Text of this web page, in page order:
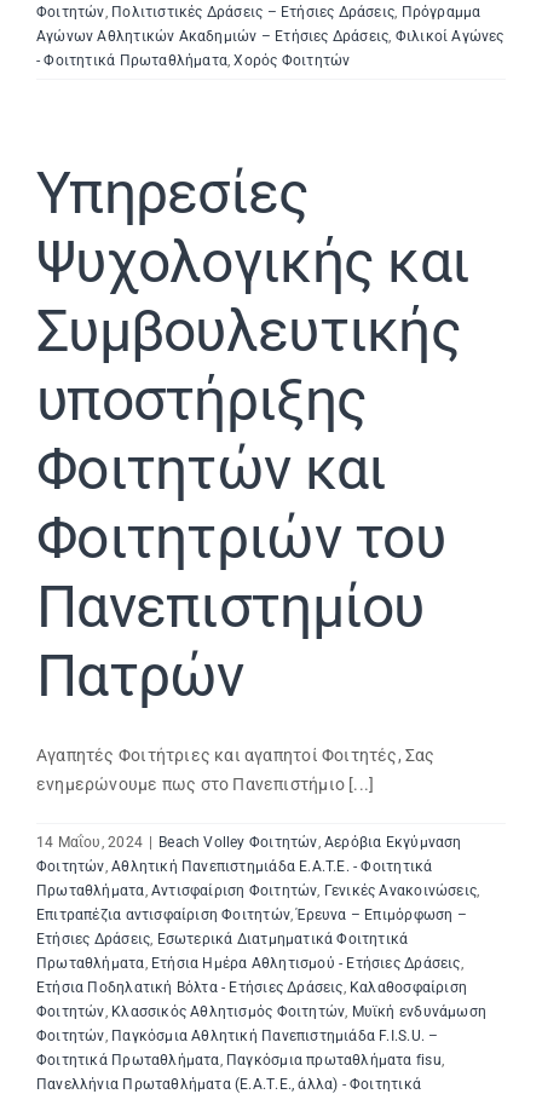
Φοιτητών, Πολιτιστικές Δράσεις – Ετήσιες Δράσεις, Πρόγραμμα
Αγώνων Αθλητικών Ακαδημιών – Ετήσιες Δράσεις, Φιλικοί Αγώνες
- Φοιτητικά Πρωταθλήματα,Χορός Φοιτητών
Υπηρεσίες
Ψυχολογικής και
Συμβουλευτικής
υποστήριξης
Φοιτητών και
Φοιτητριών του
Πανεπιστημίου
Πατρών
Αγαπητές Φοιτήτριες και αγαπητοί Φοιτητές, Σας
ενημερώνουμε πως στο Πανεπιστήμιο [...]
14 Μαΐου, 2024 Beach Volley Φοιτητών,Αερόβια Εκγύμναση
Φοιτητών,Αθλητική Πανεπιστημιάδα E.A.T.E. - Φοιτητικά
Πρωταθλήματα, Αντισφαίριση Φοιτητών, Γενικές Ανακοινώσεις,
Επιτραπέζια αντισφαίριση Φοιτητών,Έρευνα – Επιμόρφωση –
Ετήσιες Δράσεις, Εσωτερικά Διατμηματικά Φοιτητικά
Πρωταθλήματα, Ετήσια Ημέρα Αθλητισμού - Ετήσιες Δράσεις,
Ετήσια Ποδηλατική Βόλτα - Ετήσιες Δράσεις, Καλαθοσφαίριση
Φοιτητών, Κλασσικός Αθλητισμός Φοιτητών, Μυϊκή ενδυνάμωση
Φοιτητών, Παγκόσμια Αθλητική Πανεπιστημιάδα F.I.S.U. –
Φοιτητικά Πρωταθλήματα, Παγκόσμια πρωταθλήματα fisu,
Πανελλήνια Πρωταθλήματα (Ε.Α.Τ.Ε., άλλα) - Φοιτητικά